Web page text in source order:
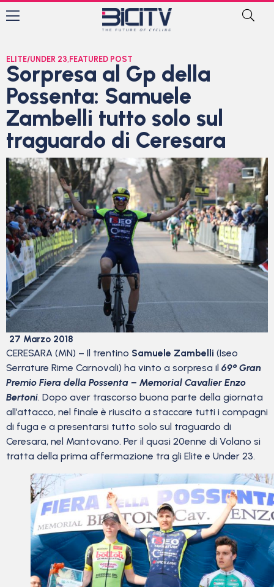
ELITE/UNDER 23, FEATURED POST
Sorpresa al Gp della
Possenta: Samuele
Zambelli tutto solo sul
traguardo di Ceresara
27 Marzo 2018
CERESARA (MN) – Il trentino Samuele Zambelli (Iseo
Serrature Rime Carnovali) ha vinto a sorpresa il 69° Gran
Premio Fiera della Possenta – Memorial Cavalier Enzo
Bertoni. Dopo aver trascorso buona parte della giornata
all’attacco, nel finale è riuscito a staccare tutti i compagni
di fuga e a presentarsi tutto solo sul traguardo di
Ceresara, nel Mantovano. Per il quasi 20enne di Volano si
tratta della prima affermazione tra gli Elite e Under 23.